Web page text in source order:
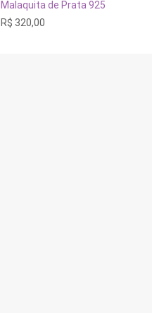
Malaquita de Prata 925
R$ 320,00